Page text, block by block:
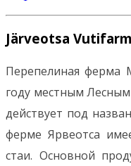
Järveotsa Vutifarm
Перепелиная ферма
году местным
действует под
ферме Ярвеотса
стаи. Основной